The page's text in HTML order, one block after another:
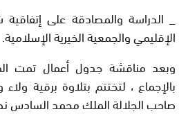
_ الدراسة والمصادقة على
الإقليمي والجمعية الخيرية الإسلامية.
وبعد مناقشة جدول أعمال تمت
بالإجماع ، لتختتم بتلاوة برقية
صاحب الجلالة الملك محمد السادس